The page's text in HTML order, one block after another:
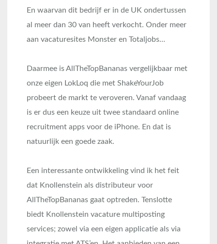
En waarvan dit bedrijf er in de UK ondertussen
al meer dan 30 van heeft verkocht. Onder meer
aan vacaturesites Monster en Totaljobs…
Daarmee is AllTheTopBananas vergelijkbaar met
onze eigen LokLoq die met ShakeYourJob
probeert de markt te veroveren. Vanaf vandaag
is er dus een keuze uit twee standaard online
recruitment apps voor de iPhone. En dat is
natuurlijk een goede zaak.
Een interessante ontwikkeling vind ik het feit
dat Knollenstein als distributeur voor
AllTheTopBananas gaat optreden. Tenslotte
biedt Knollenstein vacature multiposting
services; zowel via een eigen applicatie als via